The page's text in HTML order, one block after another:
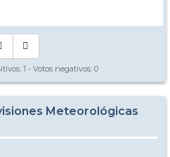
1 - Votos negativos: 0
Meteorológicas